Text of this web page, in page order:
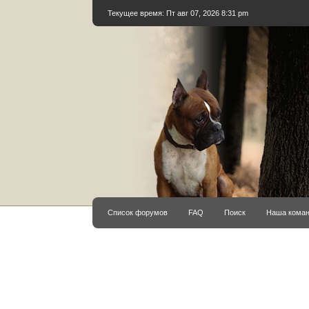
Текущее время: Пт авг 07, 2026 8:31 pm
Список форумов FAQ Поиск Наша